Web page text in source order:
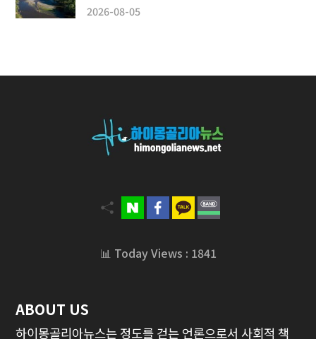
2026-08-05
📊 Today Views : 1841
ABOUT US
하이몽골리아뉴스는 정도를 걷는 언론으로서 사회적 책